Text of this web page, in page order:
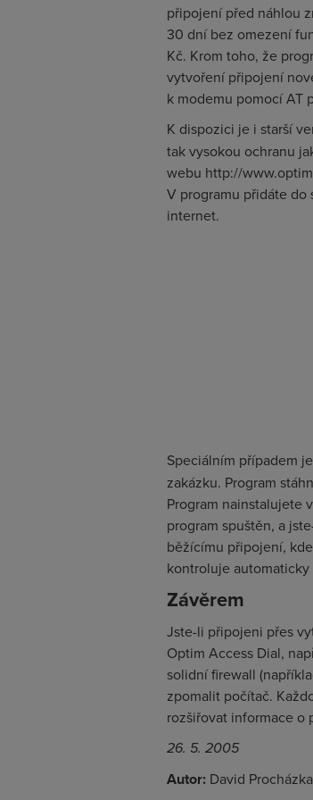
připojení před náhlou
30 dní bez omezení
Kč. Krom toho, že
vytvoření připojení
k modemu pomocí AT
K dispozici je i starší
tak vysokou ochranu
webu http://
V programu přidáte
internet.
Speciálním případem
zakázku. Program
Program nainstalujete
program spuštěn, a
běžícímu připojení,
kontroluje
Závěrem
Jste-li připojeni přes
Optim Access Dial,
solidní firewall
zpomalit počítač.
rozšiřovat informace o
26. 5. 2005
Autor: David Procházka